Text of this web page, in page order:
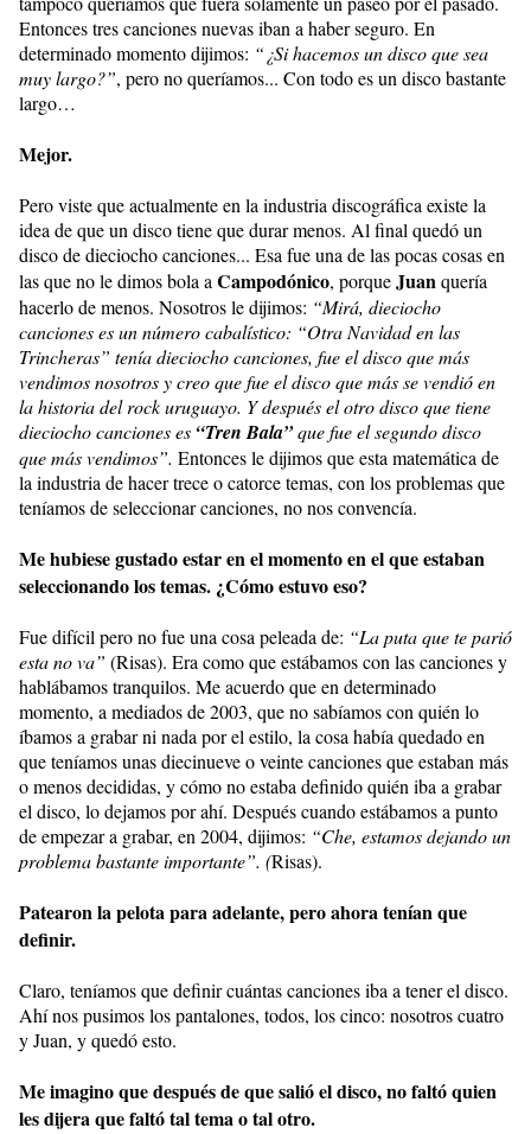
Entonces tres canciones nuevas iban a haber seguro. En
determinado momento dijimos: “¿Si hacemos un disco que sea
muy largo?”, pero no queríamos... Con todo es un disco bastante
largo…
Mejor.
Pero viste que actualmente en la industria discográfica existe la
idea de que un disco tiene que durar menos. Al final quedó un
disco de dieciocho canciones... Esa fue una de las pocas cosas en
las que no le dimos bola aCampodónico, porqueJuanquería
hacerlo de menos. Nosotros le dijimos: “Mirá, dieciocho
canciones es un número cabalístico: “Otra Navidad en las
Trincheras” tenía dieciocho canciones, fue el disco que más
vendimos nosotros y creo que fue el disco que más se vendió en
la historia del rock uruguayo. Y después el otro disco que tiene
dieciocho canciones es “Tren Bala”que fue el segundo disco
que más vendimos”. Entonces le dijimos que esta matemática de
la industria de hacer trece o catorce temas, con los problemas que
teníamos de seleccionar canciones, no nos convencía.
Me hubiese gustado estar en el momento en el que estaban
seleccionando los temas. ¿Cómo estuvo eso?
Fue difícil pero no fue una cosa peleada de: “La puta que te parió
esta no va” (Risas). Era como que estábamos con las canciones y
hablábamos tranquilos. Me acuerdo que en determinado
momento, a mediados de 2003, que no sabíamos con quién lo
íbamos a grabar ni nada por el estilo, la cosa había quedado en
que teníamos unas diecinueve o veinte canciones que estaban más
o menos decididas, y cómo no estaba definido quién iba a grabar
el disco, lo dejamos por ahí. Después cuando estábamos a punto
de empezar a grabar, en 2004, dijimos: “Che, estamos dejando un
problema bastante importante”. (Risas).
Patearon la pelota para adelante, pero ahora tenían que
definir.
Claro, teníamos que definir cuántas canciones iba a tener el disco.
Ahí nos pusimos los pantalones, todos, los cinco: nosotros cuatro
y Juan, y quedó esto.
Me imagino que después de que salió el disco, no faltó quien
les dijera que faltó tal tema o tal otro.